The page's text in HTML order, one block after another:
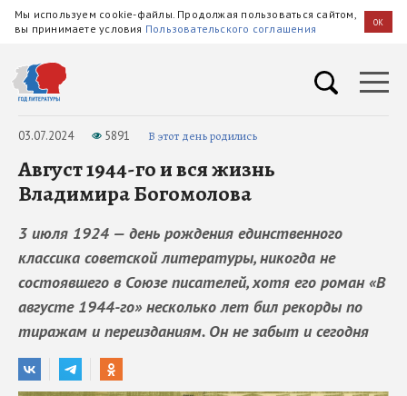
Мы используем cookie-файлы. Продолжая пользоваться сайтом,
вы принимаете условия Пользовательского соглашения OK
03.07.2024 5891 В этот день родились
Август 1944-го и вся жизнь
Владимира Богомолова
3 июля 1924 — день рождения единственного
классика советской литературы, никогда не
состоявшего в Союзе писателей, хотя его роман «В
августе 1944-го» несколько лет бил рекорды по
тиражам и переизданиям. Он не забыт и сегодня